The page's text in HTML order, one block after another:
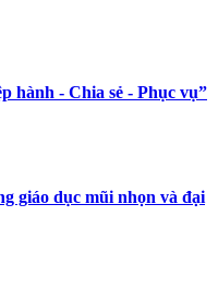
hành - Chia sẻ - Phục vụ”
giáo dục mũi nhọn và đại